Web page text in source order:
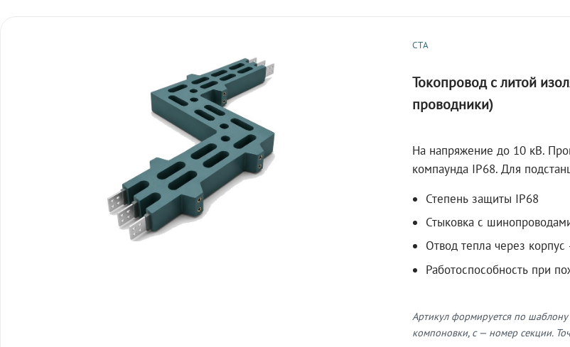
СТА
Токопровод с литой
проводники)
На напряжение до 10 кВ.
компаунда IP68. Для
Степень защиты IP68
Стыковка с
Отвод тепла через
Работоспособность при
Артикул формируется по
компоновки, c — номер секции.